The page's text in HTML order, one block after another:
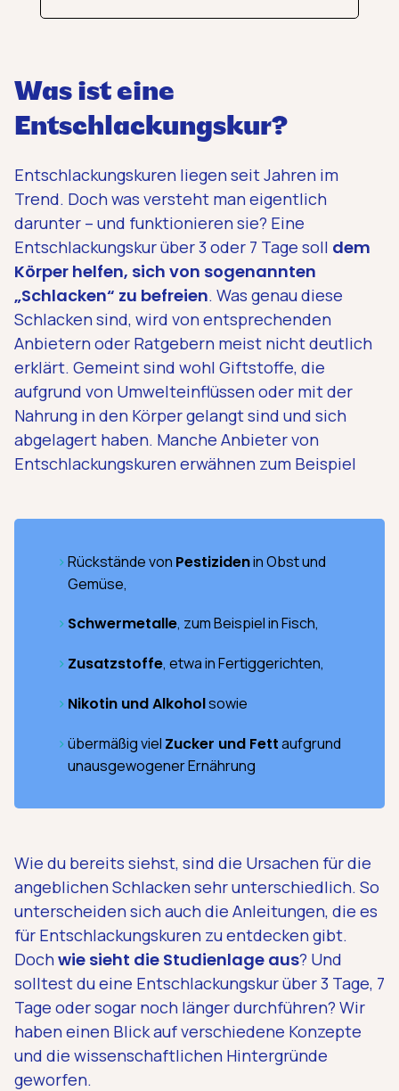
Was ist eine
Entschlackungskur?
Entschlackungskuren liegen seit Jahren im
Trend. Doch was versteht man eigentlich
darunter – und funktionieren sie? Eine
Entschlackungskur über 3 oder 7 Tage soll dem
Körper helfen, sich von sogenannten
„Schlacken“ zu befreien. Was genau diese
Schlacken sind, wird von entsprechenden
Anbietern oder Ratgebern meist nicht deutlich
erklärt. Gemeint sind wohl Giftstoffe, die
aufgrund von Umwelteinflüssen oder mit der
Nahrung in den Körper gelangt sind und sich
abgelagert haben. Manche Anbieter von
Entschlackungskuren erwähnen zum Beispiel
Rückstände von Pestizidenin Obst und
Gemüse,
Schwermetalle, zum Beispiel in Fisch,
Zusatzstoffe, etwa in Fertiggerichten,
Nikotin undAlkoholsowie
übermäßig viel Zucker und Fettaufgrund
unausgewogener Ernährung
Wie du bereits siehst, sind die Ursachen für die
angeblichen Schlacken sehr unterschiedlich. So
unterscheiden sich auch die Anleitungen, die es
für Entschlackungskuren zu entdecken gibt.
Dochwie sieht die Studienlage aus? Und
solltest du eine Entschlackungskur über 3 Tage, 7
Tage oder sogar noch länger durchführen? Wir
haben einen Blick auf verschiedene Konzepte
und die wissenschaftlichen Hintergründe
geworfen.